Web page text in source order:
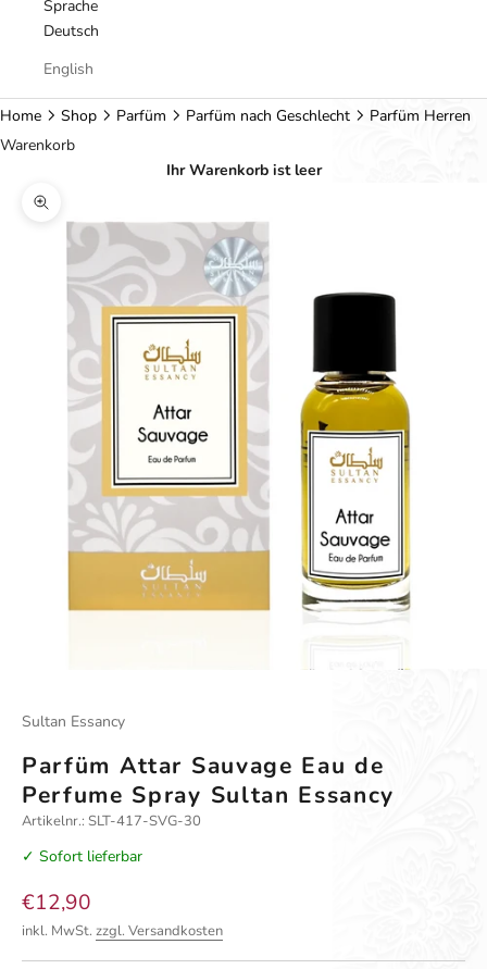
Sprache
Deutsch
English
Home Shop Parfüm Parfüm nach Geschlecht
Parfüm Herren
Warenkorb
Ihr Warenkorb ist leer
Bild vergrößern
Sultan Essancy
Parfüm Attar Sauvage Eau de
Perfume Spray Sultan Essancy
Artikelnr.: SLT-417-SVG-30
✓ Sofort lieferbar
Angebot
€12,90
inkl. MwSt. zzgl. Versandkosten